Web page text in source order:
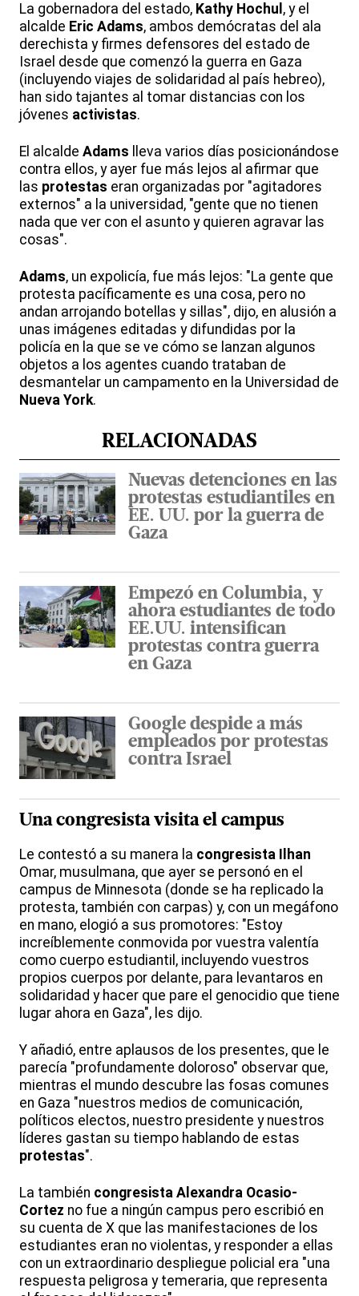
La gobernadora del estado, Kathy Hochul , y el
alcalde Eric Adams, ambos demócratas del ala
derechista y firmes defensores del estado de
Israel desde que comenzó la guerra en Gaza
(incluyendo viajes de solidaridad al país hebreo),
han sido tajantes al tomar distancias con los
jóvenes activistas.
El alcalde Adams lleva varios días posicionándose
contra ellos, y ayer fue más lejos al afirmar que
las protestas eran organizadas por "agitadores
externos" a la universidad, "gente que no tienen
nada que ver con el asunto y quieren agravar las
cosas".
Adams, un expolicía, fue más lejos: "La gente que
protesta pacíficamente es una cosa, pero no
andan arrojando botellas y sillas", dijo, en alusión a
unas imágenes editadas y difundidas por la
policía en la que se ve cómo se lanzan algunos
objetos a los agentes cuando trataban de
desmantelar un campamento en la Universidad de
Nueva York.
RELACIONADAS
Nuevas detenciones en las
protestas estudiantiles en
EE. UU. por la guerra de
Gaza
Empezó en Columbia, y
ahora estudiantes de todo
EE.UU. intensifican
protestas contra guerra
en Gaza
Google despide a más
empleados por protestas
contra Israel
Unacongresistavisita el campus
Le contestó a su manera la congresista Ilhan
Omar, musulmana, que ayer se personó en el
campus de Minnesota (donde se ha replicado la
protesta, también con carpas) y, con un megáfono
en mano, elogió a sus promotores: "Estoy
increíblemente conmovida por vuestra valentía
como cuerpo estudiantil, incluyendo vuestros
propios cuerpos por delante, para levantaros en
solidaridad y hacer que pare el genocidio que tiene
lugar ahora en Gaza", les dijo.
Y añadió, entre aplausos de los presentes, que le
parecía "profundamente doloroso" observar que,
mientras el mundo descubre las fosas comunes
en Gaza "nuestros medios de comunicación,
políticos electos, nuestro presidente y nuestros
líderes gastan su tiempo hablando de estas
protestas".
La también congresista Alexandra Ocasio-
Cortez no fue a ningún campus pero escribió en
su cuenta de X que las manifestaciones de los
estudiantes eran no violentas, y responder a ellas
con un extraordinario despliegue policial era "una
respuesta peligrosa y temeraria, que representa